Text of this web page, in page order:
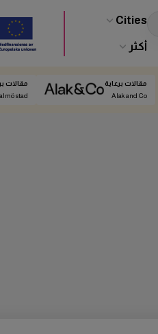
Cities
أكثر
مقالات برعاية
Alak and Co
مقالات
stad